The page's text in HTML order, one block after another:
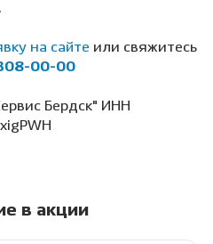
на сайте или свяжитесь
00-00
Бердск" ИНН
в акции